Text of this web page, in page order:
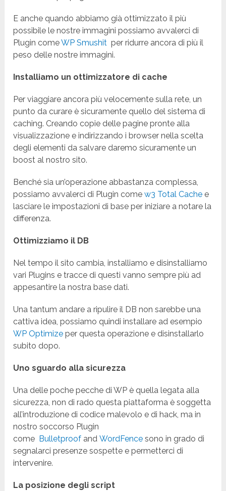
E anche quando abbiamo già ottimizzato il più
possibile le nostre immagini possiamo avvalerci di
Plugin comeWP Smushit per ridurre ancora di più il
peso delle nostre immagini.
Installiamo un ottimizzatore di cache
Per viaggiare ancora più velocemente sulla rete, un
punto da curare è sicuramente quello del sistema di
caching. Creando copie delle pagine pronte alla
visualizzazione e indirizzando i browser nella scelta
degli elementi da salvare daremo sicuramente un
boost al nostro sito.
Benché sia un’operazione abbastanza complessa,
possiamo avvalerci di Plugin comew3 Total Cache e
lasciare le impostazioni di base per iniziare a notare la
differenza.
Ottimizziamo il DB
Nel tempo il sito cambia, installiamo e disinstalliamo
vari Plugins e tracce di questi vanno sempre più ad
appesantire la nostra base dati.
Una tantum andare a ripulire il DB non sarebbe una
cattiva idea, possiamo quindi installare ad esempio
WP Optimize per questa operazione e disinstallarlo
subito dopo.
Uno sguardo alla sicurezza
Una delle poche pecche di WP è quella legata alla
sicurezza, non di rado questa piattaforma è soggetta
all’introduzione di codice malevolo e di hack, ma in
nostro soccorso Plugin
come Bulletproof andWordFence sono in grado di
segnalarci presenze sospette e permetterci di
intervenire.
La posizione degli script